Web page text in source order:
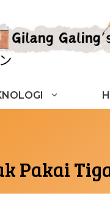
Pakai